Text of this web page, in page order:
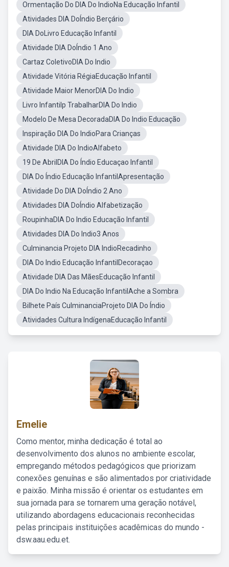
Ormentação Do DIA Do IndioNa Educação Infantil
Atividades DIA DoÍndio Berçário
DIA DoLivro Educação Infantil
Atividade DIA DoÍndio 1 Ano
Cartaz ColetivoDIA Do Indio
Atividade Vitória RégiaEducação Infantil
Atividade Maior MenorDIA Do Indio
Livro Infantilp TrabalharDIA Do Indio
Modelo De Mesa DecoradaDIA Do Indio Educação
Inspiração DIA Do IndioPara Crianças
Atividade DIA Do IndioAlfabeto
19 De AbrilDIA Do Índio Educaçao Infantil
DIA Do Índio Educação InfantilApresentação
Atividade Do DIA DoÍndio 2 Ano
Atividades DIA DoÍndio Alfabetização
RoupinhaDIA Do Indio Educação Infantil
Atividades DIA Do Indio3 Anos
Culminancia Projeto DIA IndioRecadinho
DIA Do Indio Educação InfantilDecoraçao
Atividade DIA Das MãesEducação Infantil
DIA Do Indio Na Educação InfantilAche a Sombra
Bilhete País CulminanciaProjeto DIA Do Índio
Atividades Cultura IndígenaEducação Infantil
Emelie
Como mentor, minha dedicação é total ao
desenvolvimento dos alunos no ambiente escolar,
empregando métodos pedagógicos que priorizam
conexões genuínas e são alimentados por criatividade
e paixão. Minha missão é orientar os estudantes em
sua jornada para se tornarem uma geração notável,
utilizando abordagens educacionais reconhecidas
pelas principais instituições acadêmicas do mundo -
dsw.aau.edu.et.